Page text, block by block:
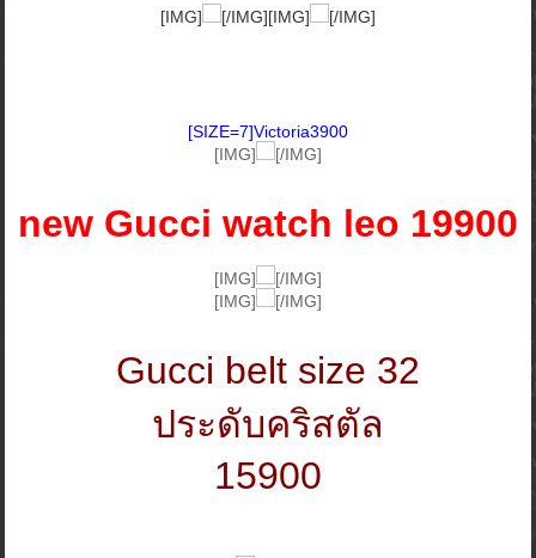
[IMG] [/IMG][IMG] [/IMG]
[SIZE=7]Victoria3900
[IMG]
[/IMG]
new Gucci watch leo 19900
[IMG]
[/IMG]
[IMG]
[/IMG]
Gucci belt size 32
ประดับคริสตัล
15900